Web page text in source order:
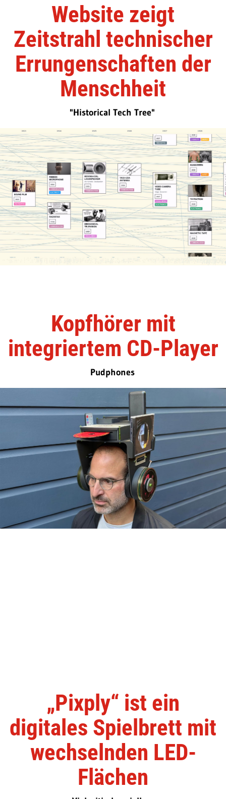
Website zeigt
Zeitstrahl technischer
Errungenschaften der
Menschheit
"Historical Tech Tree"
Kopfhörer mit
integriertem CD-Player
Pudphones
„Pixply“ ist ein
digitales Spielbrett mit
wechselnden LED-
Flächen